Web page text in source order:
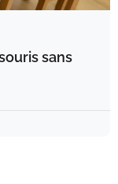
sans